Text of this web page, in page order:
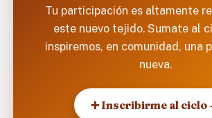
Tu participación es altamente
este nuevo tejido. Sumate al
inspiremos, en comunidad, una
nueva.
➕ Inscribirme al ciclo